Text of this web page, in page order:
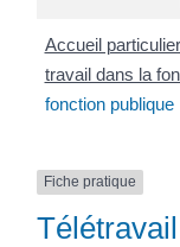
Accueil
travail dans la
fonction publique
Fiche pratique